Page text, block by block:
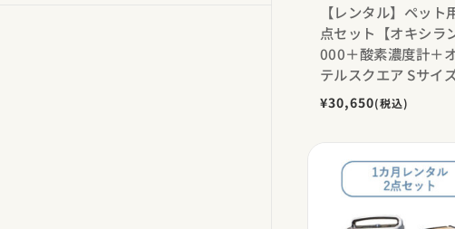
【レンタル】ペット
点セット【オキシラ
000＋酸素濃度計＋
テルスクエア Sサイズ
¥30,650(税込)